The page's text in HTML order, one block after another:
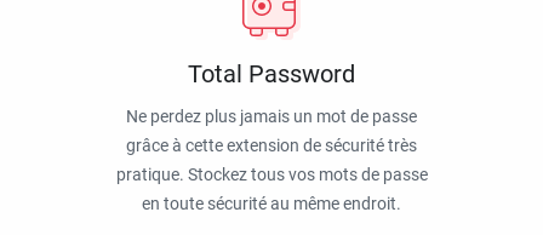
Total Password
Ne perdez plus jamais un mot de passe
grâce à cette extension de sécurité très
pratique. Stockez tous vos mots de passe
en toute sécurité au même endroit.